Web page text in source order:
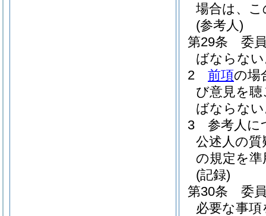
場合は、
(参考人)
第29条
委
ばならな
2
前項の場
び意見を
ばならな
3
参考人に
公述人の質
の規定を
(記録)
第30条
委
必要な事